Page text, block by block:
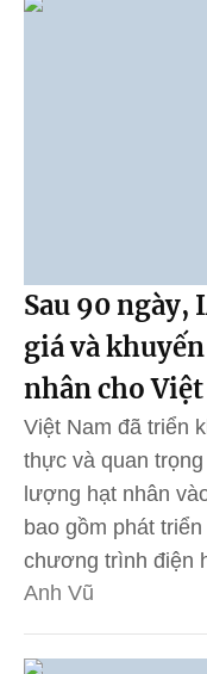
Sau 90 ngày,
giá và
nhân cho
Việt Nam đã triển
thực và quan
lượng hạt nhân
bao gồm phát
chương trình điện
Anh Vũ